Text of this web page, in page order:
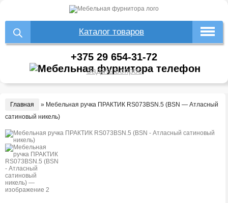
Каталог товаров
+375 29 654-31-72
Задать вопрос
Главная » Мебельная ручка ПРАКТИК RS073BSN.5 (BSN — Атласный
сатиновый никель)